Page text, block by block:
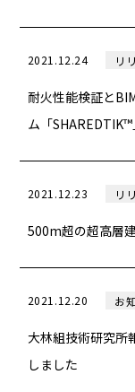
2021.12.24 リ
耐火性能検証と
ム「
2021.12.23 リ
500m超の超高層
2021.12.20 お
大林組技術研究
しました